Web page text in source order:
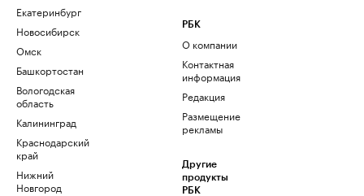
Екатеринбург
Новосибирск
Омск
Башкортостан
Вологодская
область
Калининград
Краснодарский
край
Нижний
Новгород
РБК
О компании
Контактная
информация
Редакция
Размещение
рекламы
Другие
продукты
РБК